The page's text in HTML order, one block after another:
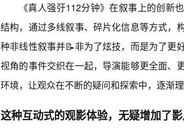
《真人强弙112分钟》在叙事上的创新
结构，通过多线叙事、碎片化信息等方式，
种非线性叙事并📝非为了炫技，而是为了更
视角的事件交织在一起，导演能够更全面、
环境，让观众在不断的疑问和探索中，逐渐理
这种互动式的观影体验，无疑增加了影